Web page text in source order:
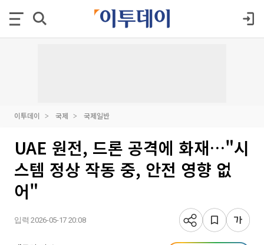
이투데이 국제 국제일반
UAE 원전, 드론 공격에 화재…"시
스템 정상 작동 중, 안전 영향 없
어"
입력 2026-05-17 20:08